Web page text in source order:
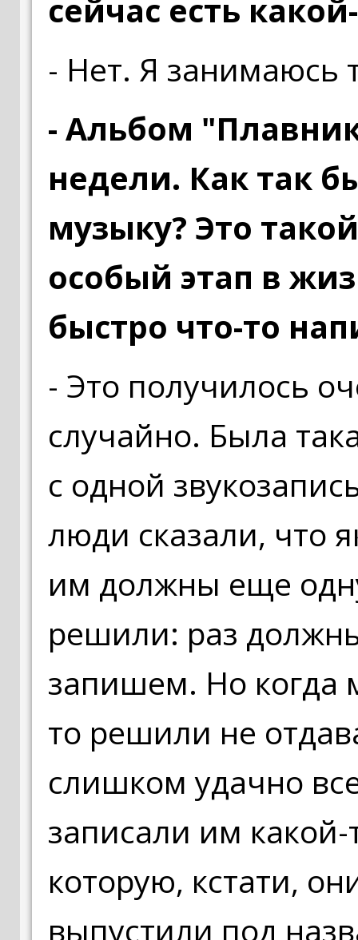
сейчас есть
- Нет. Я занимаюсь
- Альбом
недели. Как так
музыку? Это
особый этап в
быстро что-то
- Это получилось
случайно. Была
с одной
люди сказали, что
им должны еще
решили: раз
запишем. Но когда
то решили не
слишком удачно
записали им какой-
которую, кстати,
выпустили под